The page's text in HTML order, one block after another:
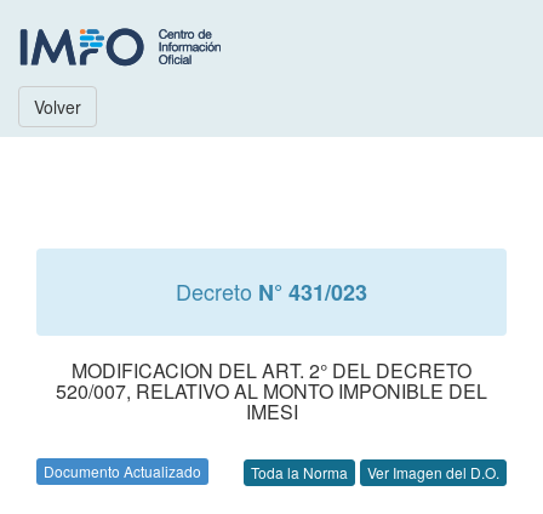
Volver
Decreto N° 431/023
MODIFICACION DEL ART. 2° DEL DECRETO
520/007, RELATIVO AL MONTO IMPONIBLE DEL
IMESI
Documento Actualizado Toda la Norma Ver Imagen del D.O.